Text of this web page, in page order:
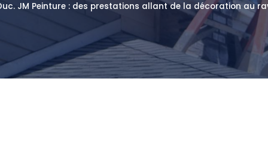
JM Peinture : des prestations allant de la décoration au